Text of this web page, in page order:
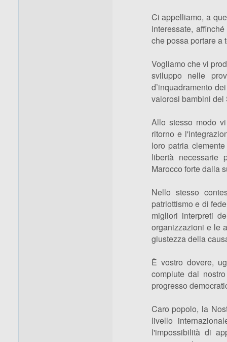
Ci appelliamo, a
interessate,
che possa portare a
Vogliamo che vi
sviluppo nelle
d’inquadramento
valorosi bambini
Allo stesso modo
ritorno e
loro patria
libertà necessarie
Marocco forte dalla
Nello stesso
patriottismo e di
migliori interpreti
organizzazioni e le
giustezza della
È vostro dovere,
compiute dal
progresso
Caro popolo, la
livello
l'impossibilità di